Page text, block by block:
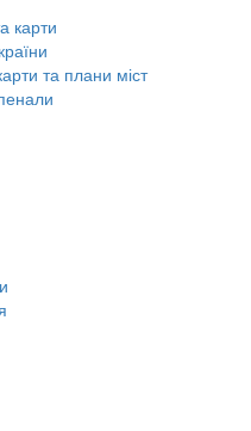
карти
та плани міст